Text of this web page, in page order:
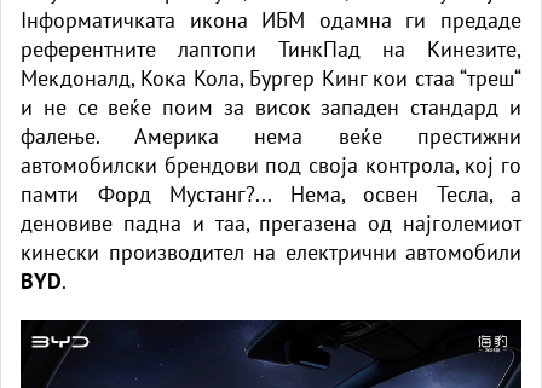
Iнформатичката икона ИБМ одамна ги предаде
референтните лаптопи ТинкПад на Кинезите,
Мекдоналд, Кока Кола, Бургер Кинг кои стаа “треш“
и не се веќе поим за висок западен стандард и
фалење. Америка нема веќе престижни
автомобилски брендови под своја контрола, кој го
памти Форд Мустанг?... Нема, освен Тесла, а
деновиве падна и таа, прегазена од најголемиот
кинески производител на електрични автомобили
BYD.